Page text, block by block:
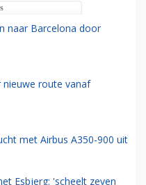
naar Barcelona door
route vanaf
met Airbus A350-900 uit
Esbjerg: 'scheelt zeven